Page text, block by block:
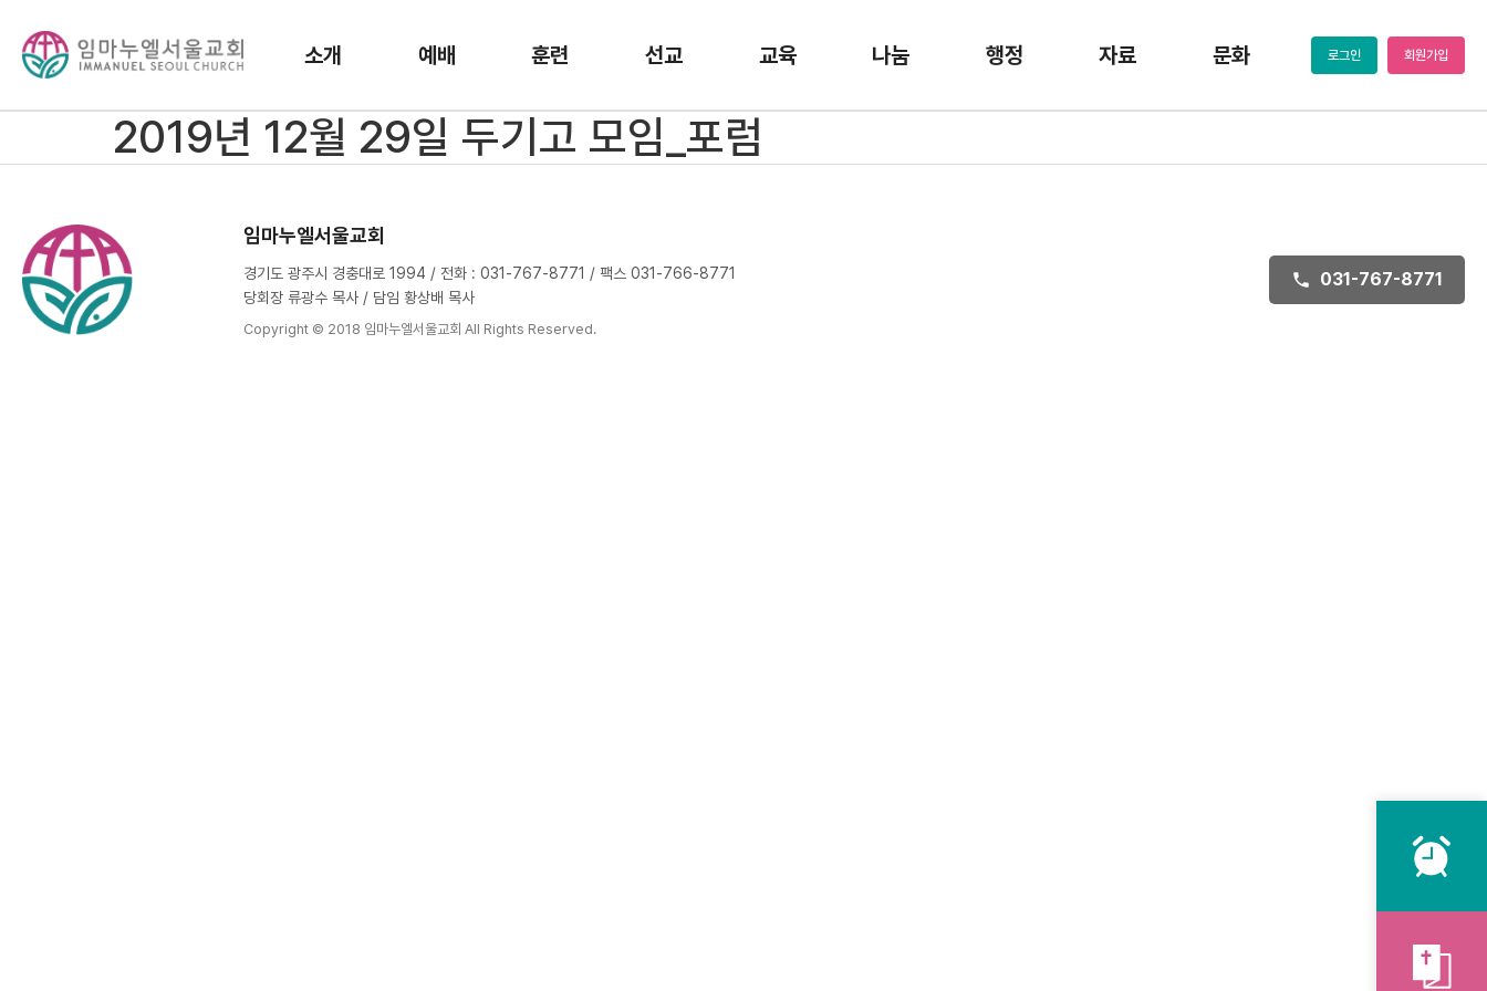
소개 예배 훈련 선교 교육 나눔 행정 자료 문화 로그인 회원가입
2019년 12월 29일 두기고 모임_포럼
임마누엘서울교회
경기도 광주시 경충대로 1994 / 전화 : 031-767-8771 / 팩스 031-766-8771
당회장 류광수 목사 / 담임 황상배 목사
Copyright © 2018 임마누엘서울교회 All Rights Reserved.
031-767-8771